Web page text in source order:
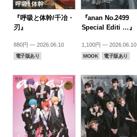
『呼吸と体幹/千冶・
刃』
880円 — 2026.06.10
電子版あり
『anan No.2499
Special Editi …』
1,100円 — 2026.06.10
MOOK 電子版あり